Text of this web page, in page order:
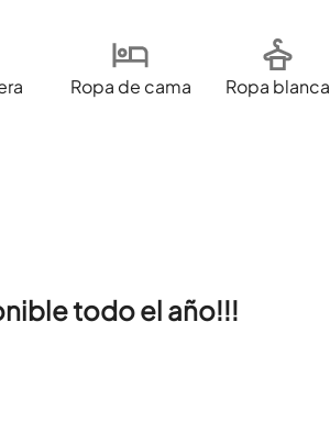
Ropa de cama
Ropa blanca
todo el año!!!